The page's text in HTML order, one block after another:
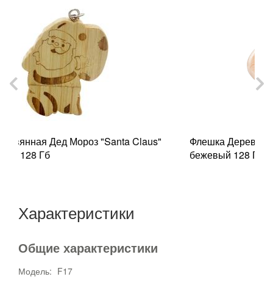
Флешка Деревянная Эллипс "Ellipse" F38
бежевый 128 Гб
Характеристики
Общие характеристики
Модель: F17